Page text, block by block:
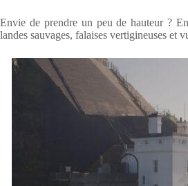
Envie de prendre un peu de hauteur ?
landes sauvages, falaises vertigineuses et